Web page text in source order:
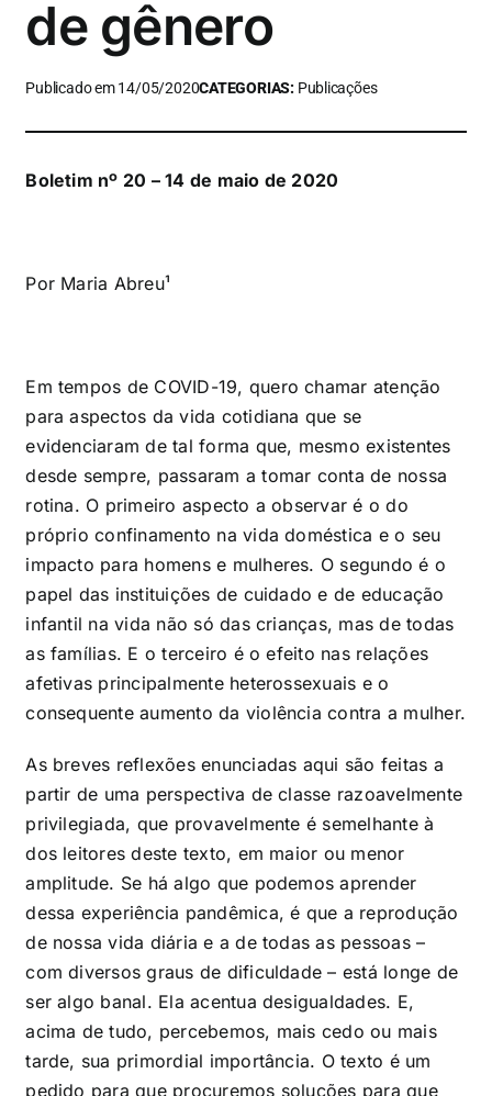
de gênero
Publicado em 14/05/2020CATEGORIAS: Publicações
Boletim nº 20 – 14 de maio de 2020
Por Maria Abreu¹
Em tempos de COVID-19, quero chamar atenção
para aspectos da vida cotidiana que se
evidenciaram de tal forma que, mesmo existentes
desde sempre, passaram a tomar conta de nossa
rotina. O primeiro aspecto a observar é o do
próprio confinamento na vida doméstica e o seu
impacto para homens e mulheres. O segundo é o
papel das instituições de cuidado e de educação
infantil na vida não só das crianças, mas de todas
as famílias. E o terceiro é o efeito nas relações
afetivas principalmente heterossexuais e o
consequente aumento da violência contra a mulher.
As breves reflexões enunciadas aqui são feitas a
partir de uma perspectiva de classe razoavelmente
privilegiada, que provavelmente é semelhante à
dos leitores deste texto, em maior ou menor
amplitude. Se há algo que podemos aprender
dessa experiência pandêmica, é que a reprodução
de nossa vida diária e a de todas as pessoas –
com diversos graus de dificuldade – está longe de
ser algo banal. Ela acentua desigualdades. E,
acima de tudo, percebemos, mais cedo ou mais
tarde, sua primordial importância. O texto é um
pedido para que procuremos soluções para que